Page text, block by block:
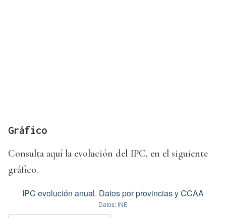
Gráfico
Consulta aquí la evolución del IPC, en el siguiente
gráfico.